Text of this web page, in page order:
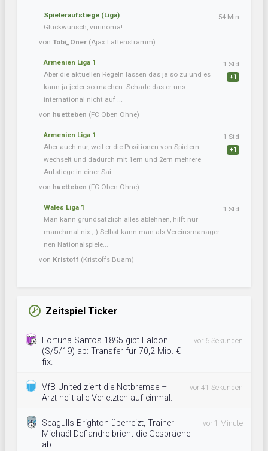
Spieleraufstiege (Liga)
Glückwunsch, vurinoma!
von Tobi_Oner (Ajax Lattenstramm)
54 Min
Armenien Liga 1
Aber die aktuellen Regeln lassen das ja so zu und es
kann ja jeder so machen. Schade das er uns
international nicht auf ...
von huetteben (FC Oben Ohne)
1 Std
+1
Armenien Liga 1
Aber auch nur, weil er die Positionen von Spielern
wechselt und dadurch mit 1ern und 2ern mehrere
Aufstiege in einer Sai...
von huetteben (FC Oben Ohne)
1 Std
+1
Wales Liga 1
Man kann grundsätzlich alles ablehnen, hilft nur
manchmal nix ;-) Selbst kann man als Vereinsmanager
nen Nationalspiele...
von Kristoff (Kristoffs Buam)
1 Std
Zeitspiel Ticker
Fortuna Santos 1895 gibt Falcon
(S/5/19) ab: Transfer für 70,2 Mio. €
fix.
vor 6 Sekunden
VfB United zieht die Notbremse –
Arzt heilt alle Verletzten auf einmal.
vor 41 Sekunden
Seagulls Brighton überreizt, Trainer
Michaél Deflandre bricht die Gespräche
ab.
vor 1 Minute